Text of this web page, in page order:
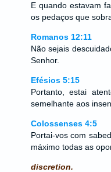
E quando estavam
os pedaços que
Romanos 12:11
Não sejais
Senhor.
Efésios 5:15
Portanto, estai
semelhante aos
Colossenses 4:5
Portai-vos com
máximo todas as
discretion.